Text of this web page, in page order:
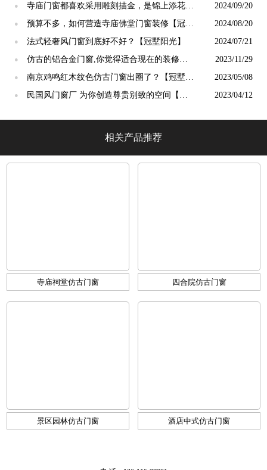
阳光】
●
寺庙门窗都喜欢采用雕刻描金，是锦上添花
吗？【冠墅阳光】
2024/09/20
●
预算不多，如何营造寺庙佛堂门窗装修【冠墅
阳光】
2024/08/20
● 法式轻奢风门窗到底好不好？【冠墅阳光】 2024/07/21
●
仿古的铝合金门窗,你觉得适合现在的装修吗?
【冠墅阳光】
2023/11/29
●
南京鸡鸣红木纹色仿古门窗出圈了？【冠墅阳
光】
2023/05/08
●
民国风门窗厂 为你创造尊贵别致的空间【冠
2023/04/12
相关产品推荐
寺庙祠堂仿古门窗 四合院仿古门窗
景区园林仿古门窗 酒店中式仿古门窗